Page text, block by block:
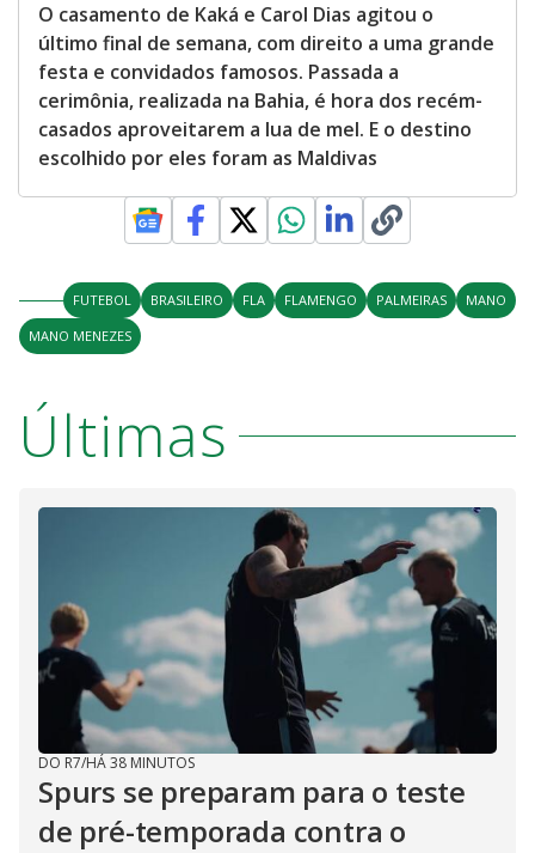
O casamento de Kaká e Carol Dias agitou o
último final de semana, com direito a uma grande
festa e convidados famosos. Passada a
cerimônia, realizada na Bahia, é hora dos recém-
casados aproveitarem a lua de mel. E o destino
escolhido por eles foram as Maldivas
FUTEBOL BRASILEIRO FLA FLAMENGO PALMEIRAS
MANO
MANO MENEZES
Últimas
DO R7/HÁ 38 MINUTOS
Spurs se preparam para o teste
de pré-temporada contra o